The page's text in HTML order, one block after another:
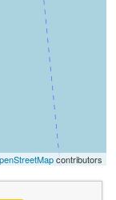
contributors